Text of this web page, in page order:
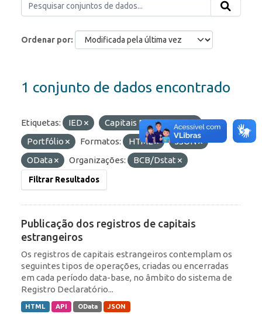
Ordenar por
1 conjunto de dados encontrado
Etiquetas: IED
Capitais Estrangeiros
Portfólio
Formatos: HTML
JSON
OData
Organizações: BCB/Dstat
Filtrar Resultados
Publicação dos registros de capitais
estrangeiros
Os registros de capitais estrangeiros contemplam os
seguintes tipos de operações, criadas ou encerradas
em cada período data-base, no âmbito do sistema de
Registro Declaratório...
HTML API OData JSON